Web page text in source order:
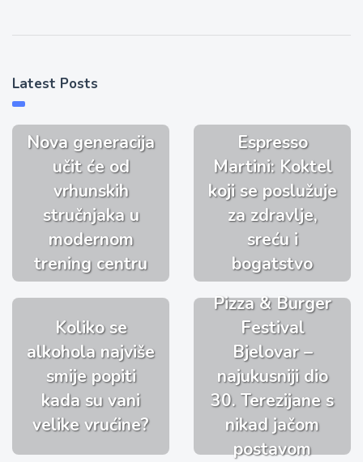
Latest Posts
Nova generacija
učit će od
vrhunskih
stručnjaka u
modernom
trening centru
Espresso
Martini: Koktel
koji se poslužuje
za zdravlje,
sreću i
bogatstvo
Koliko se
alkohola najviše
smije popiti
kada su vani
velike vrućine?
Pizza & Burger
Festival
Bjelovar –
najukusniji dio
30. Terezijane s
nikad jačom
postavom